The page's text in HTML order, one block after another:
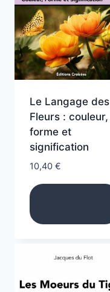
Le Langage des
Fleurs : couleur,
forme et
signification
10,40 €